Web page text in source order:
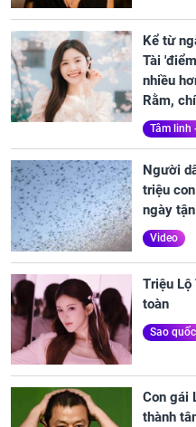
Kể từ
Tài
nhiều
Rằm,
Tâm linh
Người
triệu
ngày
Video
Triệu Lộ
toàn
Sao
Con gái
thành